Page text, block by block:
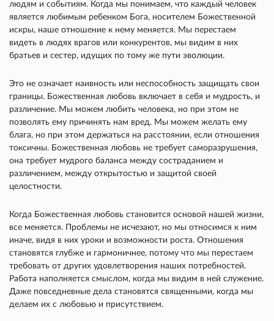
людям и событиям. Когда мы понимаем, что каждый человек
является любимым ребенком Бога, носителем Божественной
искры, наше отношение к нему меняется. Мы перестаем
видеть в людях врагов или конкурентов, мы видим в них
братьев и сестер, идущих по тому же пути эволюции.
Это не означает наивность или неспособность защищать свои
границы. Божественная любовь включает в себя и мудрость, и
различение. Мы можем любить человека, но при этом не
позволять ему причинять нам вред. Мы можем желать ему
блага, но при этом держаться на расстоянии, если отношения
токсичны. Божественная любовь не требует саморазрушения,
она требует мудрого баланса между состраданием и
различением, между открытостью и защитой своей
целостности.
Когда Божественная любовь становится основой нашей жизни,
все меняется. Проблемы не исчезают, но мы относимся к ним
иначе, видя в них уроки и возможности роста. Отношения
становятся глубже и гармоничнее, потому что мы перестаем
требовать от других удовлетворения наших потребностей.
Работа наполняется смыслом, когда мы видим в ней служение.
Даже повседневные дела становятся священными, когда мы
делаем их с любовью и присутствием.